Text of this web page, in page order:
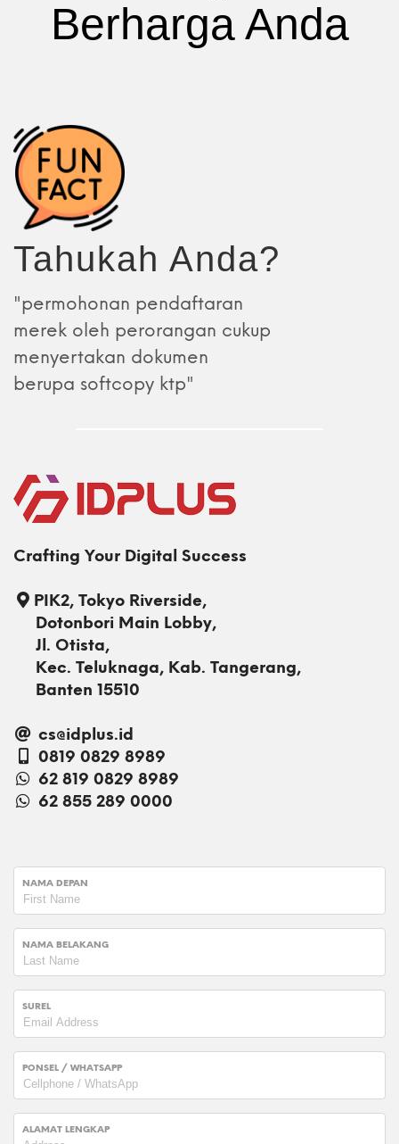
Berharga Anda
Tahukah Anda?
"permohonan pendaftaran
merek oleh perorangan cukup
menyertakan dokumen
berupa softcopy ktp"
Crafting Your Digital Success
PIK2, Tokyo Riverside,
Dotonbori Main Lobby,
Jl. Otista,
Kec. Teluknaga, Kab. Tangerang,
Banten 15510
cs@idplus.id
0819 0829 8989
62 819 0829 8989
62 855 289 0000
NAMA DEPAN
NAMA BELAKANG
SUREL
PONSEL / WHATSAPP
ALAMAT LENGKAP